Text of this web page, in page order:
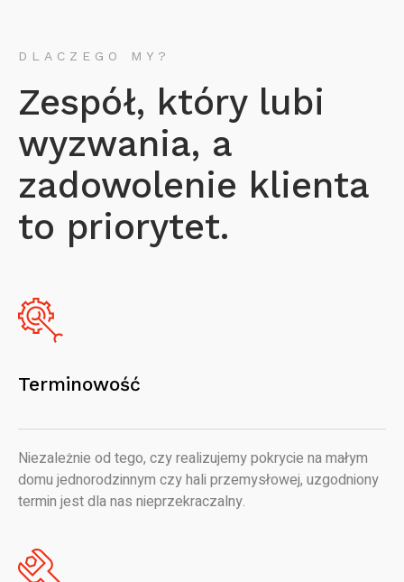
DLACZEGO MY?
Zespół, który lubi
wyzwania, a
zadowolenie klienta
to priorytet.
Terminowość
Niezależnie od tego, czy realizujemy pokrycie na małym
domu jednorodzinnym czy hali przemysłowej, uzgodniony
termin jest dla nas nieprzekraczalny.